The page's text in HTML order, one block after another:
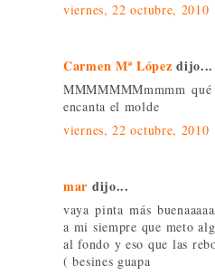
viernes, 22 octubre, 2010
Carmen Mª López dijo...
MMMMMMMmmmm
encanta el molde
viernes, 22 octubre, 2010
mar dijo...
vaya pinta más
a mi siempre que meto
al fondo y eso que las
( besines guapa